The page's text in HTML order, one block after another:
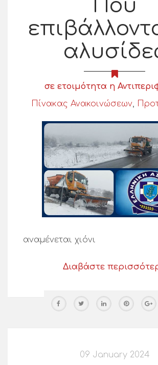
Που
σε ετοιμότητα η
Πίνακας Ανακοινώσεων,
αναμένεται χιόνι
Διαβάστε
09 January 2024